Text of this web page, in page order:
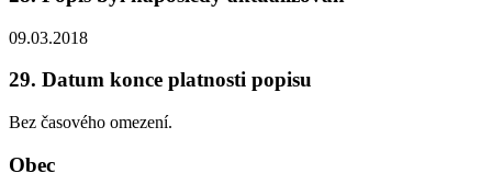
09.03.2018
29. Datum konce platnosti popisu
Bez časového omezení.
Obec